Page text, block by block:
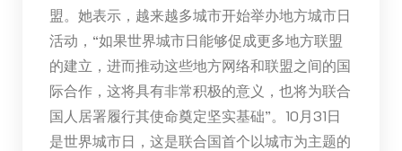
盟。她表示，越来越多城市开始举办地方城市日
活动，“如果世界城市日能够促成更多地方联盟
的建立，进而推动这些地方网络和联盟之间的国
际合作，这将具有非常积极的意义，也将为联合
国人居署履行其使命奠定坚实基础”。10月31日
是世界城市日，这是联合国首个以城市为主题的